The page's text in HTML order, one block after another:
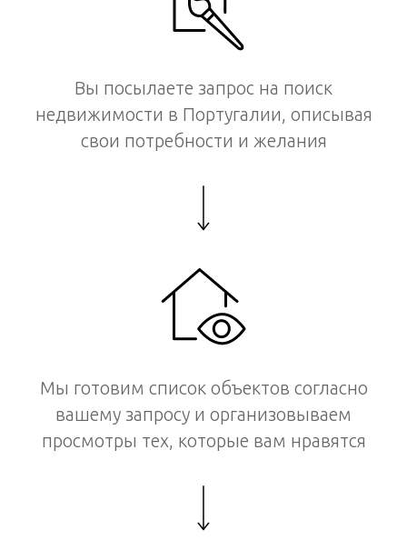
Вы посылаете запрос на поиск
недвижимости в Португалии, описывая
свои потребности и желания
Мы готовим список объектов согласно
вашему запросу и организовываем
просмотры тех, которые вам нравятся